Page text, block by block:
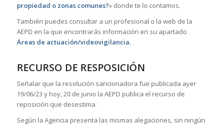
propiedad o zonas comunes?» donde te lo contamos.
También puedes consultar a un profesional o la web de la
AEPD en la que encontrarás información en su apartado
Áreas de actuación/videovigilancia.
RECURSO DE RESPOSICIÓN
Señalar que la resolución sancionadora fue publicada ayer
19/06/23 y hoy, 20 de junio la AEPD publica el recurso de
reposición que desestima.
Según la Agencia presenta las mismas alegaciones, sin ningún